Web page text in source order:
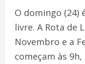
O domingo (24)
livre. A Rota de
Novembro e a
começam às